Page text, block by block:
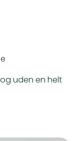
uden en helt